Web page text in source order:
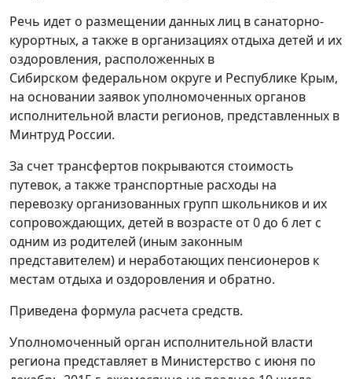
Речь идет о размещении данных лиц в санаторно-
курортных, а также в организациях отдыха детей и их
оздоровления, расположенных в
Сибирском федеральном округе и Республике Крым,
на основании заявок уполномоченных органов
исполнительной власти регионов, представленных в
Минтруд России.
За счет трансфертов покрываются стоимость
путевок, а также транспортные расходы на
перевозку организованных групп школьников и их
сопровождающих, детей в возрасте от 0 до 6 лет с
одним из родителей (иным законным
представителем) и неработающих пенсионеров к
местам отдыха и оздоровления и обратно.
Приведена формула расчета средств.
Уполномоченный орган исполнительной власти
региона представляет в Министерство с июня по